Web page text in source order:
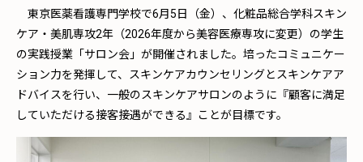
東京医薬看護専門学校で6月5日（金）、化粧品総合学科スキン
ケア・美肌専攻2年（2026年度から美容医療専攻に変更）の学生
の実践授業「サロン会」が開催されました。培ったコミュニケー
ション力を発揮して、スキンケアカウンセリングとスキンケアア
ドバイスを行い、一般のスキンケアサロンのように『顧客に満足
していただける接客接遇ができる』ことが目標です。